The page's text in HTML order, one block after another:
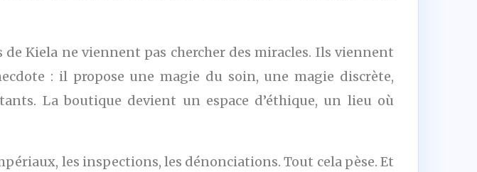
Kiela ne viennent pas chercher des miracles. Ils viennent
: il propose une magie du soin, une magie discrète,
La boutique devient un espace d’éthique, un lieu où
les inspections, les dénonciations. Tout cela pèse. Et